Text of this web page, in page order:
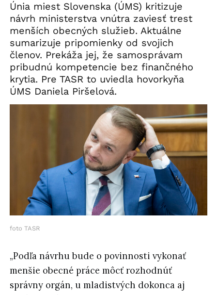
Únia miest Slovenska (ÚMS) kritizuje
návrh ministerstva vnútra zaviesť trest
menších obecných služieb. Aktuálne
sumarizuje pripomienky od svojich
členov. Prekáža jej, že samosprávam
pribudnú kompetencie bez finančného
krytia. Pre TASR to uviedla hovorkyňa
ÚMS Daniela Piršelová.
foto TASR
„Podľa návrhu bude o povinnosti vykonať
menšie obecné práce môcť rozhodnúť
správny orgán, u mladistvých dokonca aj